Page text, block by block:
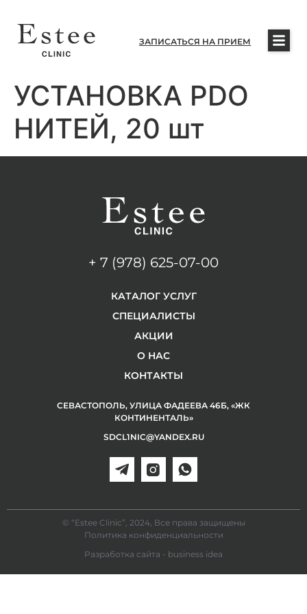
ЗАПИСАТЬСЯ НА ПРИЕМ
УСТАНОВКА PDO
НИТЕЙ, 20 шт
КАТАЛОГ УСЛУГ
СПЕЦИАЛИСТЫ
АКЦИИ
О НАС
КОНТАКТЫ
+ 7 (978) 625-07-00
СЕВАСТОПОЛЬ, УЛИЦА ФАДЕЕВА 46Б, «ЖК
КОНТИНЕНТАЛЬ»
SDCL1NIC@YANDEX.RU
© “Estee Clinic”, 2024, Все права защищены
Политика конфиденциальности
Разработка сайта - business idea